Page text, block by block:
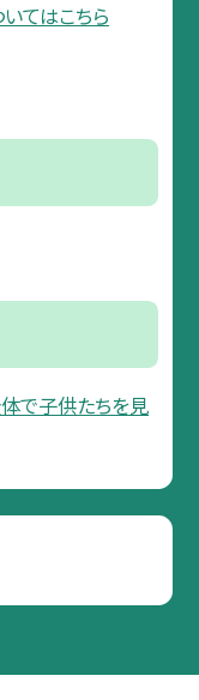
てはこちら
で子供たちを見